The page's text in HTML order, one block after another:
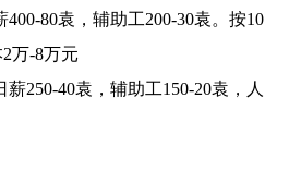
80袁，辅助工200-30袁。按10
万-8万元
250-40袁，辅助工150-20袁，人